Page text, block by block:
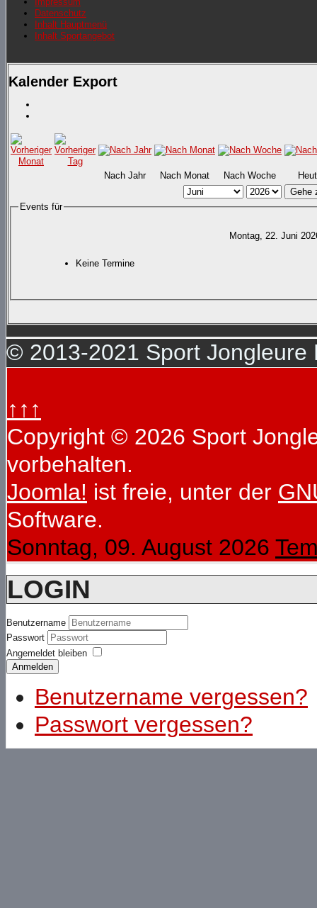
Datenschutz
Inhalt Hauptmenü
Inhalt Sportangebot
Kalender Export
Nach Jahr Nach Monat Nach Woche
Gehe
Events für
Montag, 22. Juni
Keine Termine
© 2013-2021 Sport Jongleure
↑↑↑
Copyright © 2026 Sport
vorbehalten.
Joomla! ist freie, unter der
Software.
Sonntag, 09. August 2026
LOGIN
Benutzername
Passwort
Angemeldet bleiben
Anmelden
Benutzername vergessen?
Passwort vergessen?